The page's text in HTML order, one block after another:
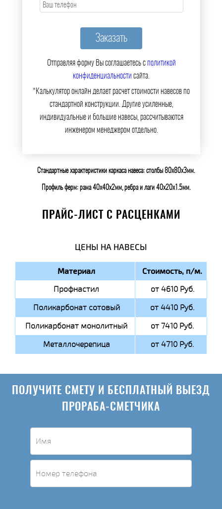
Отправляя форму Вы соглашаетесь сполитикой
конфиденциальности сайта.
*Калькулятор онлайн делает расчет стоимости навесов по
стандартной конструкции. Другие усиленные,
индивидуальные и большие навесы, рассчитываются
инженером менеджером отдельно.
Стандартные характеристики каркаса навеса: столбы 80х80х3мм.
Профиль ферм: рама 40х40х2мм, ребра и лаги 40х20х1.5мм.
ПРАЙС-ЛИСТ С РАСЦЕНКАМИ
ЦЕНЫ НА НАВЕСЫ
Материал Стоимость, п/м.
Профнастил
от 4610 Руб.
Поликарбонат сотовый
от 4410 Руб.
Поликарбонат монолитный
от 7410 Руб.
Металлочерепица
от 4710 Руб.
ПОЛУЧИТЕ СМЕТУ И БЕСПЛАТНЫЙ ВЫЕЗД
ПРОРАБА-СМЕТЧИКА